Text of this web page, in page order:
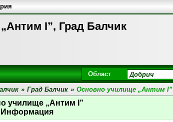
І”, Град Балчик
Област
» Град Балчик » Основно училище „Антим І”
училище „Антим І”
Информация